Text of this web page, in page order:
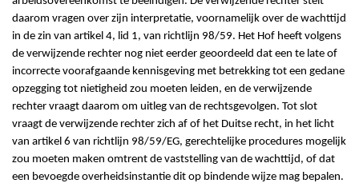
daarom vragen over zijn interpretatie, voornamelijk over de wachttijd
in de zin van artikel 4, lid 1, van richtlijn 98/59. Het Hof heeft volgens
de verwijzende rechter nog niet eerder geoordeeld dat een te late of
incorrecte voorafgaande kennisgeving met betrekking tot een gedane
opzegging tot nietigheid zou moeten leiden, en de verwijzende
rechter vraagt daarom om uitleg van de rechtsgevolgen. Tot slot
vraagt de verwijzende rechter zich af of het Duitse recht, in het licht
van artikel 6 van richtlijn 98/59/EG, gerechtelijke procedures mogelijk
zou moeten maken omtrent de vaststelling van de wachttijd, of dat
een bevoegde overheidsinstantie dit op bindende wijze mag bepalen.